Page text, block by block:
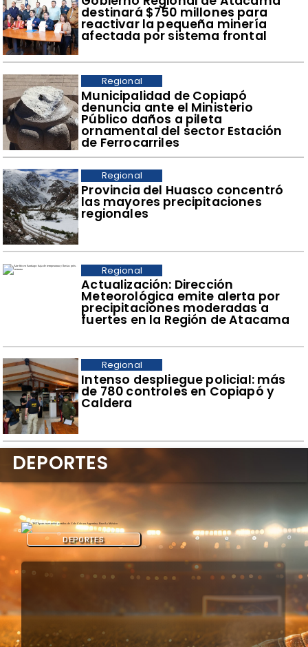
destinará $750 millones para
reactivar la pequeña minería
afectada por sistema frontal
Municipalidad de Copiapó
denuncia ante el Ministerio
Público daños a pileta
ornamental del sector Estación
de Ferrocarriles
Regional
Provincia del Huasco concentró
las mayores precipitaciones
regionales
Regional
Actualización: Dirección
Meteorológica emite alerta por
precipitaciones moderadas a
fuertes en la Región de Atacama
Regional
Intenso despliegue policial: más
de 780 controles en Copiapó y
Caldera
Regional
DEPORTES
DEPORTES